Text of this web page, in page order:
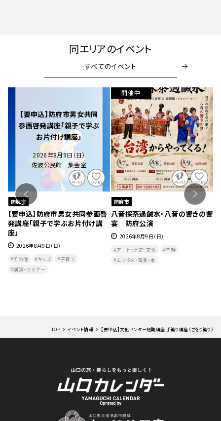
同エリアのイベント
すべてのイベント
【要申込】防府市男女共同
参画啓発講座「親子で学ぶ
お片付け講座」
2026年8月9日（日）
佐波公民館 集会室
防府市
【要申込】防府市男女共同参画啓
発講座「親子で学ぶお片付け講
座」
2026年8月9日（日）
その他
キッズ
子育て
講演・セミナー
開催中
防府市
八音採茶過鹹水・八音の響きの響
宴 防府公演
2026年8月9日（日）
アート・歴史・文化
体験
エンタメ・音楽・本
TOP イベント情報 【要申込】文化センター短期講座 手織り講座（さをり織り）